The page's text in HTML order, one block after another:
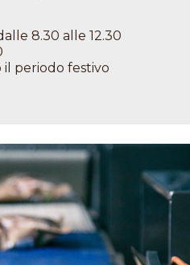
8.30 alle 12.30
periodo festivo